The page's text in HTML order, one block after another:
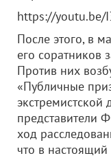
https://youtu.be/
После этого, в
его соратников
Против них
«Публичные
экстремистской
представители
ход
что в